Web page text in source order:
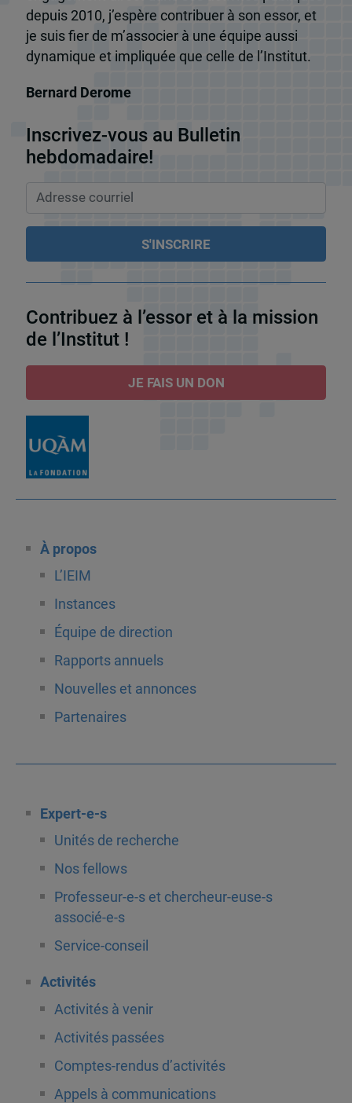
depuis 2010, j’espère contribuer à son essor, et
je suis fier de m’associer à une équipe aussi
dynamique et impliquée que celle de l’Institut.
Bernard Derome
Inscrivez-vous au Bulletin
hebdomadaire!
Contribuez à l’essor et à la mission
de l’Institut !
JE FAIS UN DON
À propos
L’IEIM
Instances
Équipe de direction
Rapports annuels
Nouvelles et annonces
Partenaires
Expert-e-s
Unités de recherche
Nos fellows
Professeur-e-s et chercheur-euse-s
associé-e-s
Service-conseil
Activités
Activités à venir
Activités passées
Comptes-rendus d’activités
Appels à communications